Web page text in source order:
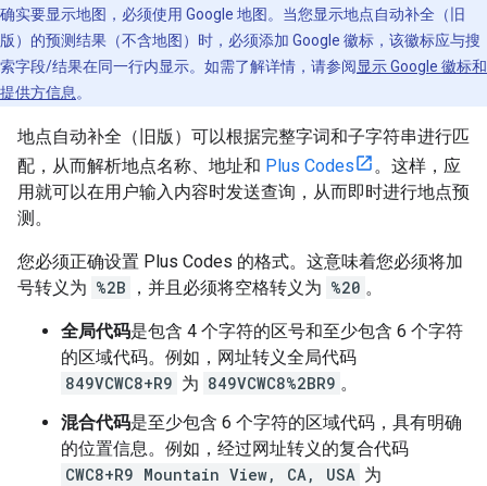
确实要显示地图，必须使用 Google 地图。当您显示地点自动补全（旧
版）的预测结果（不含地图）时，必须添加 Google 徽标，该徽标应与搜
索字段/结果在同一行内显示。如需了解详情，请参阅显示 Google 徽标和
提供方信息 。
地点自动补全（旧版）可以根据完整字词和子字符串进行匹
配，从而解析地点名称、地址和 Plus Codes
。这样，应
用就可以在用户输入内容时发送查询，从而即时进行地点预
测。
您必须正确设置 Plus Codes 的格式。这意味着您必须将加
号转义为 %2B ，并且必须将空格转义为 %20 。
全局代码是包含 4 个字符的区号和至少包含 6 个字符
的区域代码。例如，网址转义全局代码
849VCWC8+R9 为 849VCWC8%2BR9 。
混合代码是至少包含 6 个字符的区域代码，具有明确
的位置信息。例如，经过网址转义的复合代码
CWC8+R9 Mountain View, CA, USA 为